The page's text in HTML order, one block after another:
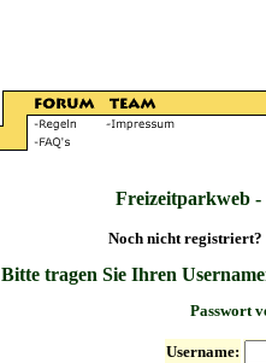
Freizeitparkweb
Noch nicht registriert?
Bitte tragen Sie Ihren
Passwort
Username: